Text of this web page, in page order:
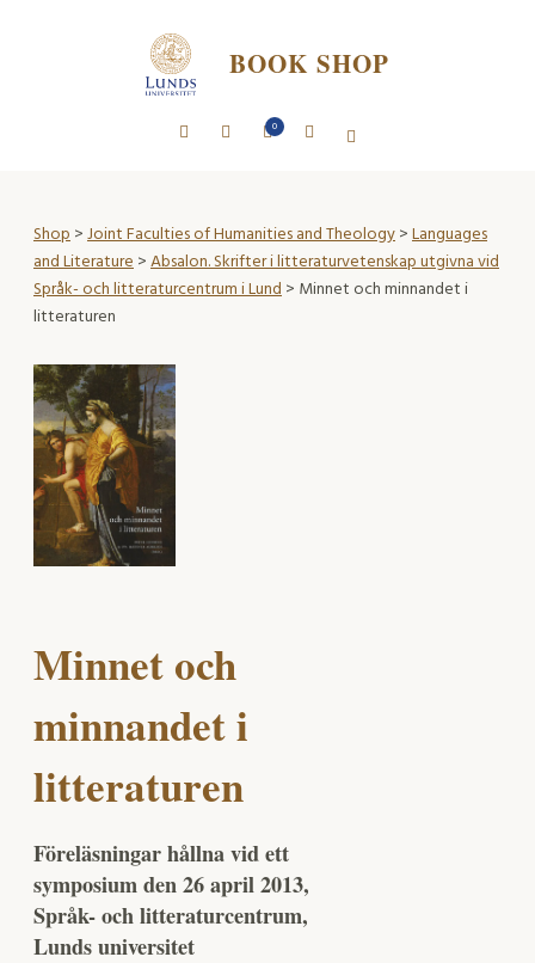
BOOK SHOP
0
Shop>Joint Faculties of Humanities and Theology>Languages
and Literature>Absalon. Skrifter i litteraturvetenskap utgivna vid
Språk- och litteraturcentrum i Lund> Minnet och minnandet i
litteraturen
Minnet och
minnandet i
litteraturen
Föreläsningar hållna vid ett
symposium den 26 april 2013,
Språk- och litteraturcentrum,
Lunds universitet